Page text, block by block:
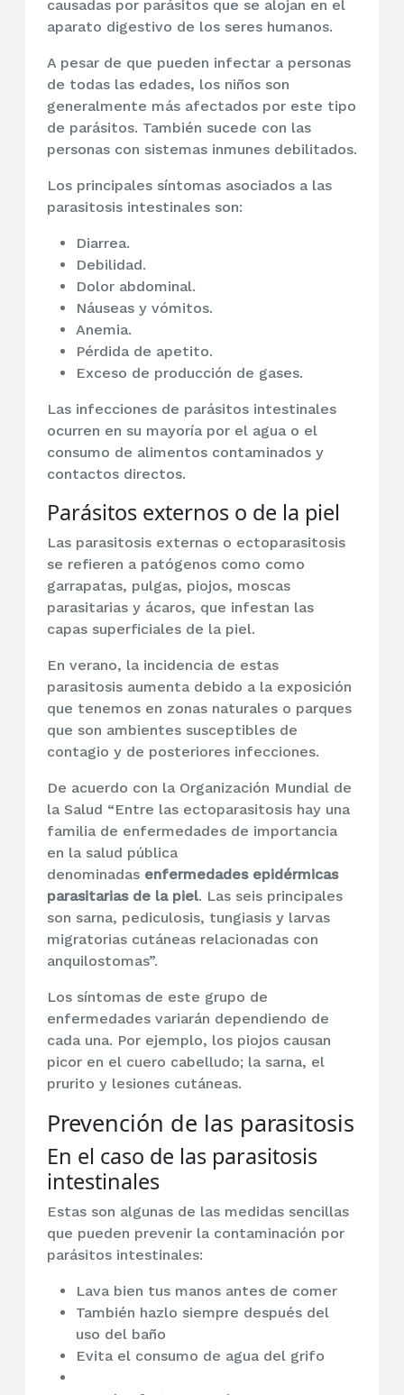
causadas por parásitos que se alojan en el
aparato digestivo de los seres humanos.
A pesar de que pueden infectar a personas
de todas las edades, los niños son
generalmente más afectados por este tipo
de parásitos. También sucede con las
personas con sistemas inmunes debilitados.
Los principales síntomas asociados a las
parasitosis intestinales son:
Diarrea.
Debilidad.
Dolor abdominal.
Náuseas y vómitos.
Anemia.
Pérdida de apetito.
Exceso de producción de gases.
Las infecciones de parásitos intestinales
ocurren en su mayoría por el agua o el
consumo de alimentos contaminados y
contactos directos.
Parásitos externos o de la piel
Las parasitosis externas o ectoparasitosis
se refieren a patógenos como como
garrapatas, pulgas, piojos, moscas
parasitarias y ácaros, que infestan las
capas superficiales de la piel.
En verano, la incidencia de estas
parasitosis aumenta debido a la exposición
que tenemos en zonas naturales o parques
que son ambientes susceptibles de
contagio y de posteriores infecciones.
De acuerdo con la Organización Mundial de
la Salud “Entre las ectoparasitosis hay una
familia de enfermedades de importancia
en la salud pública
denominadas enfermedades epidérmicas
parasitarias de la piel. Las seis principales
son sarna, pediculosis, tungiasis y larvas
migratorias cutáneas relacionadas con
anquilostomas”.
Los síntomas de este grupo de
enfermedades variarán dependiendo de
cada una. Por ejemplo, los piojos causan
picor en el cuero cabelludo; la sarna, el
prurito y lesiones cutáneas.
Prevención de las parasitosis
En el caso de las parasitosis
intestinales
Estas son algunas de las medidas sencillas
que pueden prevenir la contaminación por
parásitos intestinales:
Lava bien tus manos antes de comer
También hazlo siempre después del
uso del baño
Evita el consumo de agua del grifo